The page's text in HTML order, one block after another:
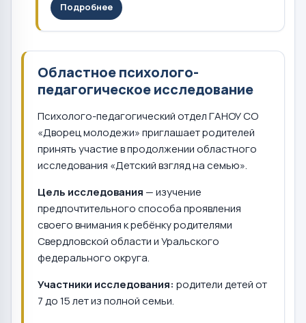
Подробнее
Областное психолого-
педагогическое исследование
Психолого-педагогический отдел ГАНОУ СО
«Дворец молодежи» приглашает родителей
принять участие в продолжении областного
исследования «Детский взгляд на семью».
Цель исследования — изучение
предпочтительного способа проявления
своего внимания к ребёнку родителями
Свердловской области и Уральского
федерального округа.
Участники исследования: родители детей от
7 до 15 лет из полной семьи.